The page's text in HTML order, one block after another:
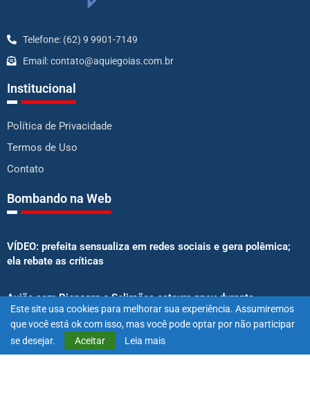
Telefone: (62) 9 9901-7149
Email: contato@aquiegoias.com.br
Institucional
Política de Privacidade
Termos de Uso
Contato
Bombando na Web
VÍDEO: prefeita sensualiza em redes sociais e gera polêmica;
ela rebate as críticas
Avião com Rionegro e Solimões estoura pneu durante
decolagem e aterrissa no meio do mato
Senado aprova proibição de atletas e influenciadores em
Este site usa cookies para melhorar sua experiência. Assumiremos
que você está ok com isso, mas você pode optar por não participar
se desejar.
Aceitar Leia mais